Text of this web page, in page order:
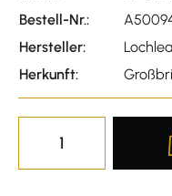
Bestell-Nr.:
Hersteller:
Lochlea
Herkunft: